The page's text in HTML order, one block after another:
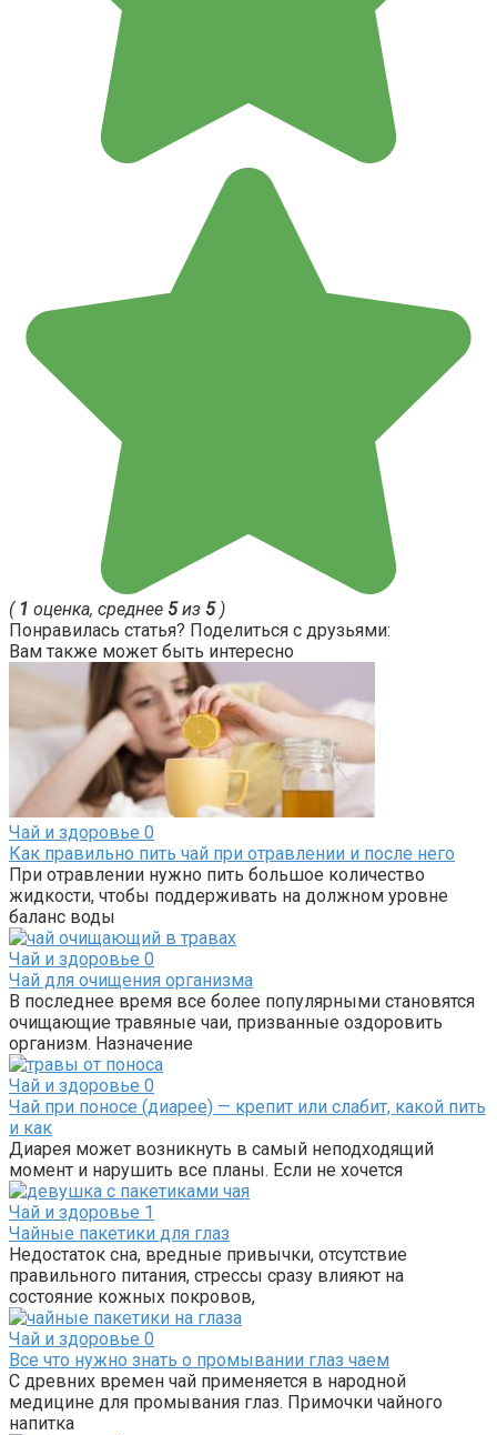
( 1 оценка, среднее 5из 5)
Понравилась статья? Поделиться с друзьями:
Вам также может быть интересно
Чай и здоровье 0
Как правильно пить чай при отравлении и после него
При отравлении нужно пить большое количество
жидкости, чтобы поддерживать на должном уровне
баланс воды
Чай и здоровье 0
Чай для очищения организма
В последнее время все более популярными становятся
очищающие травяные чаи, призванные оздоровить
организм. Назначение
Чай и здоровье 0
Чай при поносе (диарее) — крепит или слабит, какой пить
и как
Диарея может возникнуть в самый неподходящий
момент и нарушить все планы. Если не хочется
Чай и здоровье 1
Чайные пакетики для глаз
Недостаток сна, вредные привычки, отсутствие
правильного питания, стрессы сразу влияют на
состояние кожных покровов,
Чай и здоровье 0
Все что нужно знать о промывании глаз чаем
С древних времен чай применяется в народной
медицине для промывания глаз. Примочки чайного
напитка